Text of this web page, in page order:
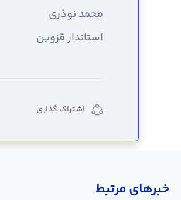
محمد نوذری
استاندار قزوین
اشتراک گذاری
خبر‌های مرتبط